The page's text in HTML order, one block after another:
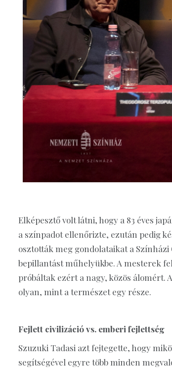
Elképesztő volt látni, hogy a 83 éves
a színpadot ellenőrizte, ezután pedig
osztották meg gondolataikat a
bepillantást műhelyükbe. A mesterek
próbáltak ezért a nagy, közös álomért.
olyan, mint a természet egy része.
Fejlett civilizáció vs. emberi fejlettség
Szuzuki Tadasi azt fejtegette, hogy
segítségével egyre több minden